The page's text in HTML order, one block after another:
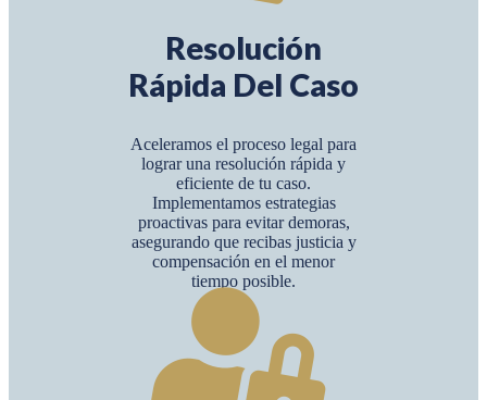
Resolución
Rápida Del Caso
Aceleramos el proceso legal para
lograr una resolución rápida y
eficiente de tu caso.
Implementamos estrategias
proactivas para evitar demoras,
asegurando que recibas justicia y
compensación en el menor
tiempo posible.